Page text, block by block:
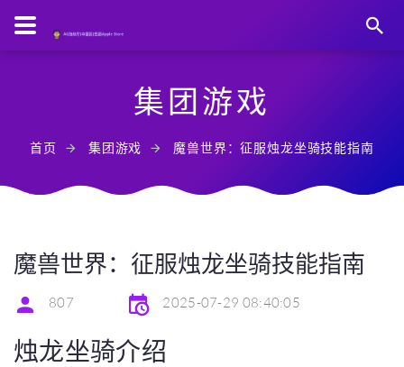
集团游戏
首页 集团游戏 魔兽世界：征服烛龙坐骑技能指南
魔兽世界：征服烛龙坐骑技能指南
807 2025-07-29 08:40:05
烛龙坐骑介绍